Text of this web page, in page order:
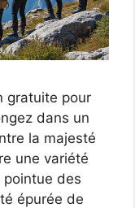
gratuite pour
dans un
la majesté
une variété
pointue des
épurée de